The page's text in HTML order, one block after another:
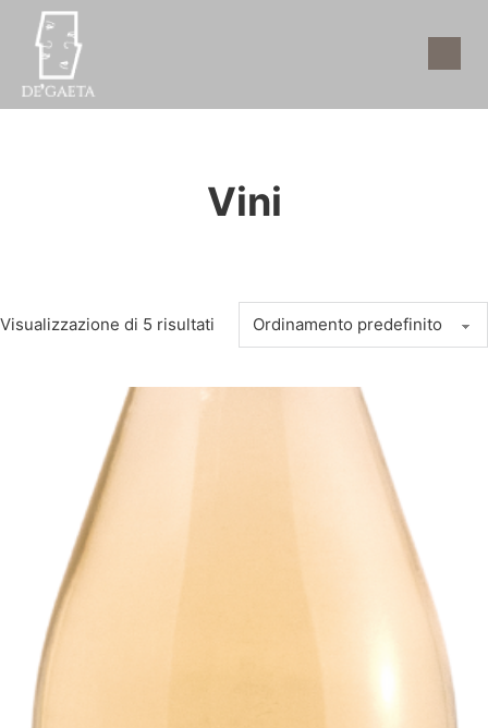
Vini
Visualizzazione di 5 risultati
Questo prodotto ha più varianti. Le opzioni possono essere